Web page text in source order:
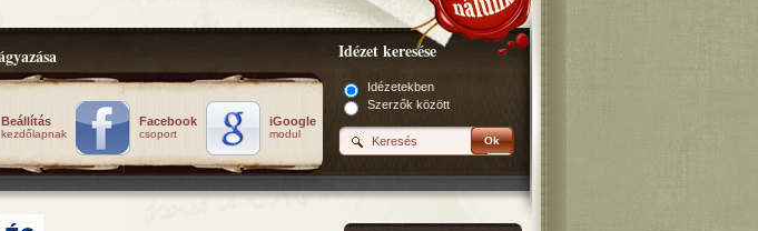
Beállítás
kezdőlapnak
Facebook
csoport
iGoogle
modul
Idézet keresése
Idézetekben
Szerzők között
Ok